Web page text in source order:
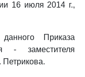
16 июля 2014 г.,
Приказа
- заместителя
Петрикова.